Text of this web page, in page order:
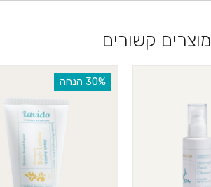
מוצרים קשורים
‫30% הנחה